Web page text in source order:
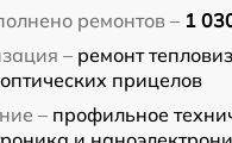
ремонтов – 1
– ремонт
оптических прицелов
– профильное